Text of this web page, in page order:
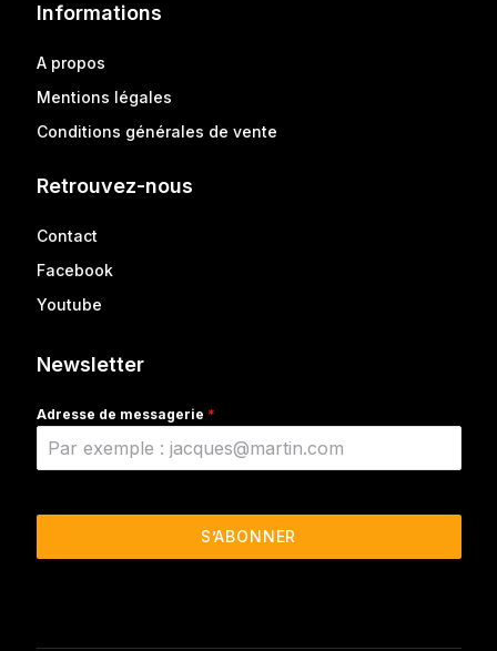
Informations
A propos
Mentions légales
Conditions générales de vente
Retrouvez-nous
Contact
Facebook
Youtube
Newsletter
Adresse de messagerie *
S’ABONNER